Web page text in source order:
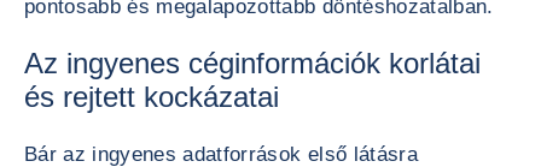
pontosabb és megalapozottabb döntéshozatalban.
Az ingyenes céginformációk korlátai
és rejtett kockázatai
Bár az ingyenes adatforrások első látásra